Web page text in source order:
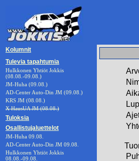
Kolumnit
Tulevia tapahtumia
Hulkkonen Yhtiöt Jokkis
(08.08.-09.08.)
JM-Huha (09.08.)
AD-Center Auto-Din JM (09.08.)
KRS JM (08.08.)
X HausUA JM (08.08.)
Tuloksia
Osallistujaluettelot
JM-Huha 09.08.
AD-Center Auto-Din JM 09.08.
Hulkkonen Yhtiöt Jokkis
08.08.-09.08.